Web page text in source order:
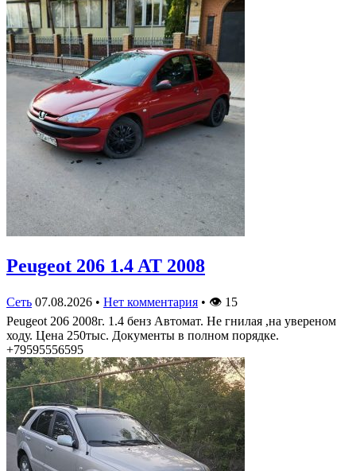
Peugeot 206 1.4 AT 2008
Сеть 07.08.2026 • Нет комментария • 👁 15
Peugeot 206 2008г. 1.4 бенз Автомат. Не гнилая ,на увереном
ходу. Цена 250тыс. Документы в полном порядке.
+79595556595